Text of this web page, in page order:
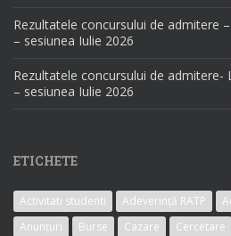
Rezultatele concursului de admitere
– sesiunea Iulie 2026
Rezultatele concursului de admitere-
– sesiunea Iulie 2026
ETICHETE
Activitati studenti Adeverință RATP
Anunțuri
Burse Cazare Cercetare